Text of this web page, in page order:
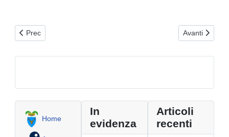
Articolo precedente: Latiano
Prec Articolo
Avanti
Home
In
evidenza
Articoli
recenti